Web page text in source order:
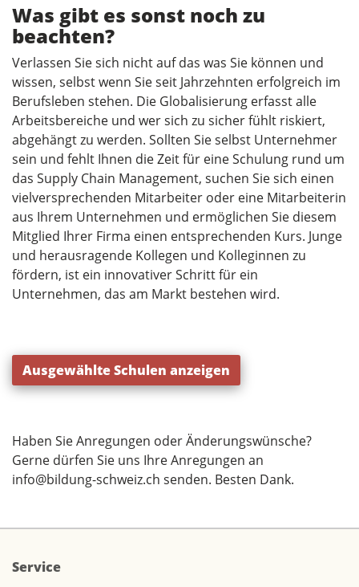
Was gibt es sonst noch zu
beachten?
Verlassen Sie sich nicht auf das was Sie können und
wissen, selbst wenn Sie seit Jahrzehnten erfolgreich im
Berufsleben stehen. Die Globalisierung erfasst alle
Arbeitsbereiche und wer sich zu sicher fühlt riskiert,
abgehängt zu werden. Sollten Sie selbst Unternehmer
sein und fehlt Ihnen die Zeit für eine Schulung rund um
das Supply Chain Management, suchen Sie sich einen
vielversprechenden Mitarbeiter oder eine Mitarbeiterin
aus Ihrem Unternehmen und ermöglichen Sie diesem
Mitglied Ihrer Firma einen entsprechenden Kurs. Junge
und herausragende Kollegen und Kolleginnen zu
fördern, ist ein innovativer Schritt für ein
Unternehmen, das am Markt bestehen wird.
Ausgewählte Schulen anzeigen
Haben Sie Anregungen oder Änderungswünsche?
Gerne dürfen Sie uns Ihre Anregungen an
info@bildung-schweiz.ch senden. Besten Dank.
Service